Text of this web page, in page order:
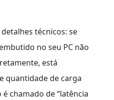
técnicos: se
no seu PC não
está
quantidade de carga
chamado de “latência